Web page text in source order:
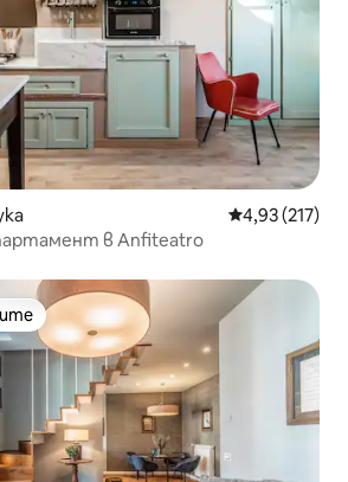
Средна
4,93 (217)
в Anfiteatro
на гостите